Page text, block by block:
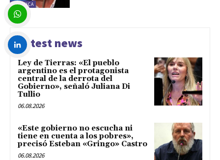
POLÍTICA
Latest news
Ley de Tierras: «El pueblo
argentino es el protagonista
central de la derrota del
Gobierno», señaló Juliana Di
Tullio
06.08.2026
«Este gobierno no escucha ni
tiene en cuenta a los pobres»,
precisó Esteban «Gringo» Castro
06.08.2026
Twitter
WhatsApp
LinkedIn